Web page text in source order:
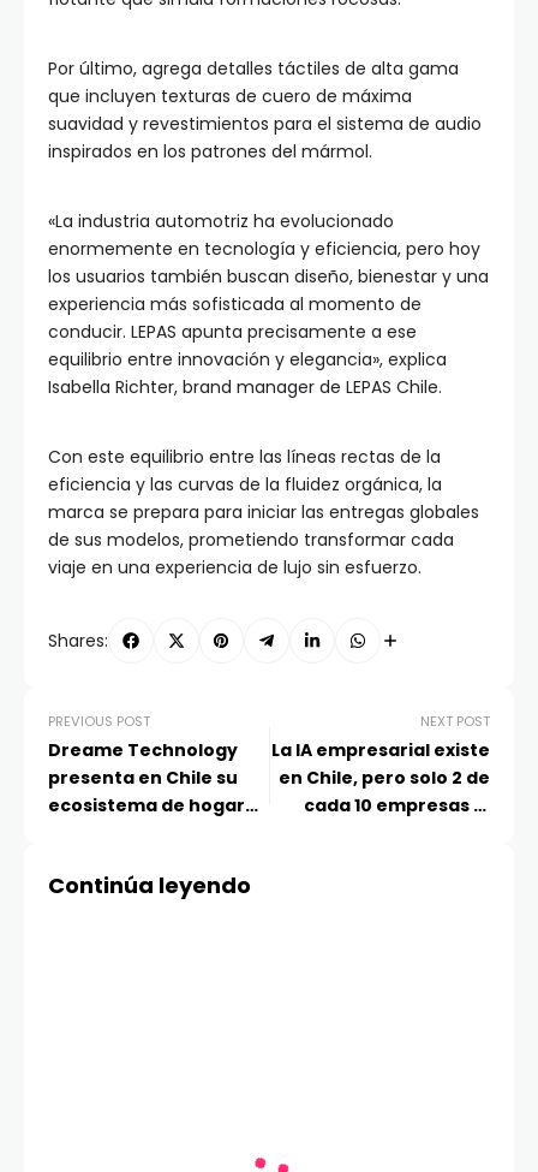
Por último, agrega detalles táctiles de alta gama
que incluyen texturas de cuero de máxima
suavidad y revestimientos para el sistema de audio
inspirados en los patrones del mármol.
«La industria automotriz ha evolucionado
enormemente en tecnología y eficiencia, pero hoy
los usuarios también buscan diseño, bienestar y una
experiencia más sofisticada al momento de
conducir. LEPAS apunta precisamente a ese
equilibrio entre innovación y elegancia», explica
Isabella Richter, brand manager de LEPAS Chile.
Con este equilibrio entre las líneas rectas de la
eficiencia y las curvas de la fluidez orgánica, la
marca se prepara para iniciar las entregas globales
de sus modelos, prometiendo transformar cada
viaje en una experiencia de lujo sin esfuerzo.
Shares:
PREVIOUS POST
Dreame Technology
presenta en Chile su
ecosistema de hogar
protagonista,
NEXT POST
La IA empresarial existe
en Chile, pero solo 2 de
cada 10 empresas la
Continúa leyendo